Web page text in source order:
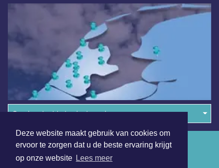
Deze website maakt gebruik van cookies om
ervoor te zorgen dat u de beste ervaring krijgt
op onze website Lees meer
Overige dagbladen in de regio
Algemene voorwaarden
Disclaimer